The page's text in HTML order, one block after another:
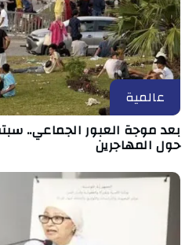
عالمية
بعد موجة العبور الجماعي..
حول المهاجرين